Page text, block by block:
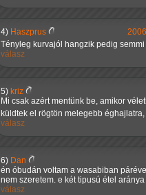
4) Haszprus
Tényleg kurvajól hangzik pedig
válasz
5) kriz
Mi csak azért mentünk be, amikor
küldtek el rögtön melegebb
válasz
6) Dan
én óbudán voltam a wasabiban
nem szeretem. e két tipusú étel
válasz